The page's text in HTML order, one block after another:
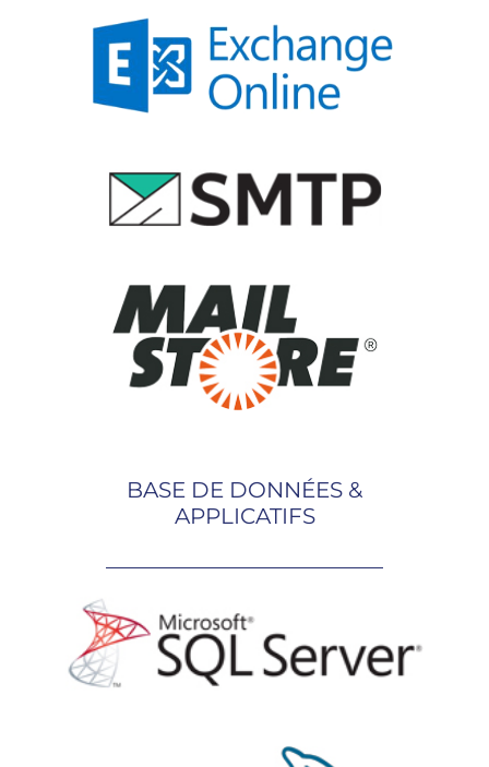
BASE DE DONNÉES &
APPLICATIFS